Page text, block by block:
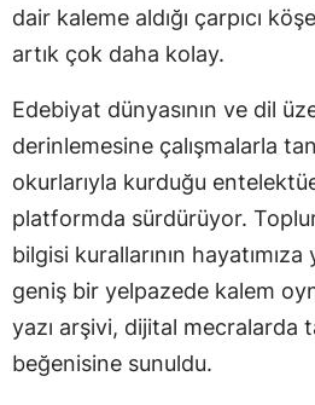
dair kaleme aldığı çarpıcı
artık çok daha kolay.
Edebiyat dünyasının ve dil
derinlemesine çalışmalarla
okurlarıyla kurduğu
platformda sürdürüyor.
bilgisi kurallarının
geniş bir yelpazede kalem
yazı arşivi, dijital mecralarda
beğenisine sunuldu.